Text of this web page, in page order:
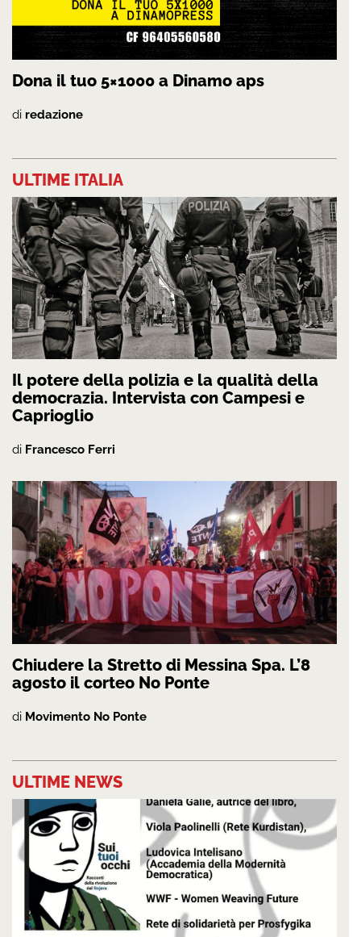
Dona il tuo 5×1000 a Dinamo aps
di redazione
ULTIME ITALIA
Il potere della polizia e la qualità della
democrazia. Intervista con Campesi e
Caprioglio
di Francesco Ferri
Chiudere la Stretto di Messina Spa. L’8
agosto il corteo No Ponte
di Movimento No Ponte
ULTIME NEWS